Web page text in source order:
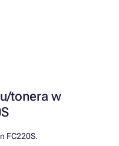
tonera w
FC220S.